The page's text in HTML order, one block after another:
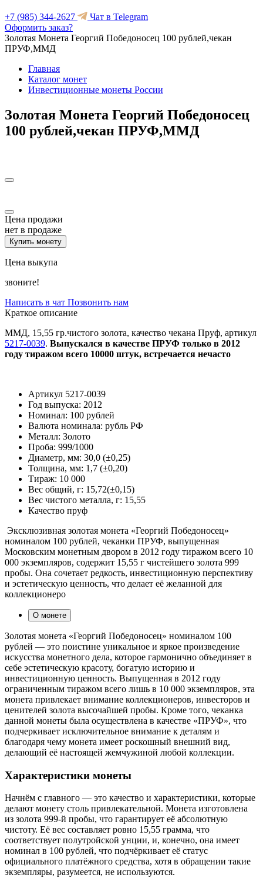
+7 (985) 344-2627
Чат в Telegram
Оформить заказ?
Золотая Монета Георгий Победоносец 100 рублей,чекан
ПРУФ,ММД
Главная
Каталог монет
Инвестиционные монеты России
Золотая Монета Георгий Победоносец
100 рублей,чекан ПРУФ,ММД
Цена продажи
нет в продаже
Купить монету
Цена выкупа
звоните!
Написать в чат Позвонить нам
Краткое описание
ММД, 15,55 гр.чистого золота, качество чекана Пруф, артикул
5217-0039. Выпускался в качестве ПРУФ только в 2012
году тиражом всего 10000 штук, встречается нечасто
Артикул 5217-0039
Год выпуска: 2012
Номинал: 100 рублей
Валюта номинала: рубль РФ
Металл: Золото
Проба: 999/1000
Диаметр, мм: 30,0 (±0,25)
Толщина, мм: 1,7 (±0,20)
Тираж: 10 000
Вес общий, г: 15,72(±0,15)
Вес чистого металла, г: 15,55
Качество пруф
Эксклюзивная золотая монета «Георгий Победоносец»
номиналом 100 рублей, чеканки ПРУФ, выпущенная
Московским монетным двором в 2012 году тиражом всего 10
000 экземпляров, содержит 15,55 г чистейшего золота 999
пробы. Она сочетает редкость, инвестиционную перспективу
и эстетическую ценность, что делает её желанной для
коллекционеро
О монете
Золотая монета «Георгий Победоносец» номиналом 100
рублей — это поистине уникальное и яркое произведение
искусства монетного дела, которое гармонично объединяет в
себе эстетическую красоту, богатую историю и
инвестиционную ценность. Выпущенная в 2012 году
ограниченным тиражом всего лишь в 10 000 экземпляров, эта
монета привлекает внимание коллекционеров, инвесторов и
ценителей золота высочайшей пробы. Кроме того, чеканка
данной монеты была осуществлена в качестве «ПРУФ», что
подчеркивает исключительное внимание к деталям и
благодаря чему монета имеет роскошный внешний вид,
делающий её настоящей жемчужиной любой коллекции.
Характеристики монеты
Начнём с главного — это качество и характеристики, которые
делают монету столь привлекательной. Монета изготовлена
из золота 999-й пробы, что гарантирует её абсолютную
чистоту. Её вес составляет ровно 15,55 грамма, что
соответствует полутройской унции, и, конечно, она имеет
номинал в 100 рублей, что подчёркивает её статус
официального платёжного средства, хотя в обращении такие
экземпляры, разумеется, не используются.